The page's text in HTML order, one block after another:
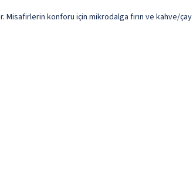
konforu için mikrodalga fırın ve kahve/çay